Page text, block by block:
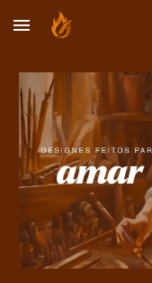
Skip to main content